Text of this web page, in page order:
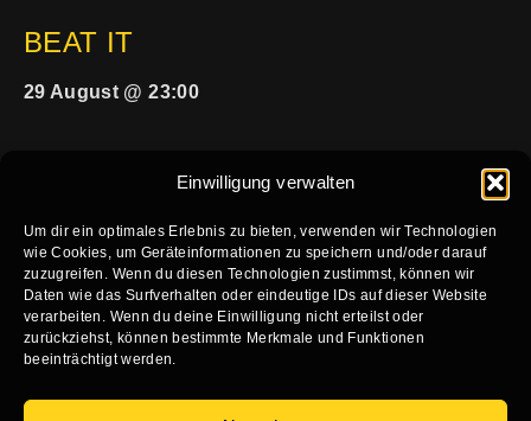
Einwilligung verwalten
Um dir ein optimales Erlebnis zu bieten, verwenden wir Technologien
wie Cookies, um Geräteinformationen zu speichern und/oder darauf
zuzugreifen. Wenn du diesen Technologien zustimmst, können wir
Daten wie das Surfverhalten oder eindeutige IDs auf dieser Website
verarbeiten. Wenn du deine Einwilligung nicht erteilst oder
zurückziehst, können bestimmte Merkmale und Funktionen
beeinträchtigt werden.
BEAT IT
29 August @ 23:00
HOME KALENDER VERFÜGBARKEIT KONZERTE
VERFÜGBARKEIT PARTY TECHNIK KONTAKT